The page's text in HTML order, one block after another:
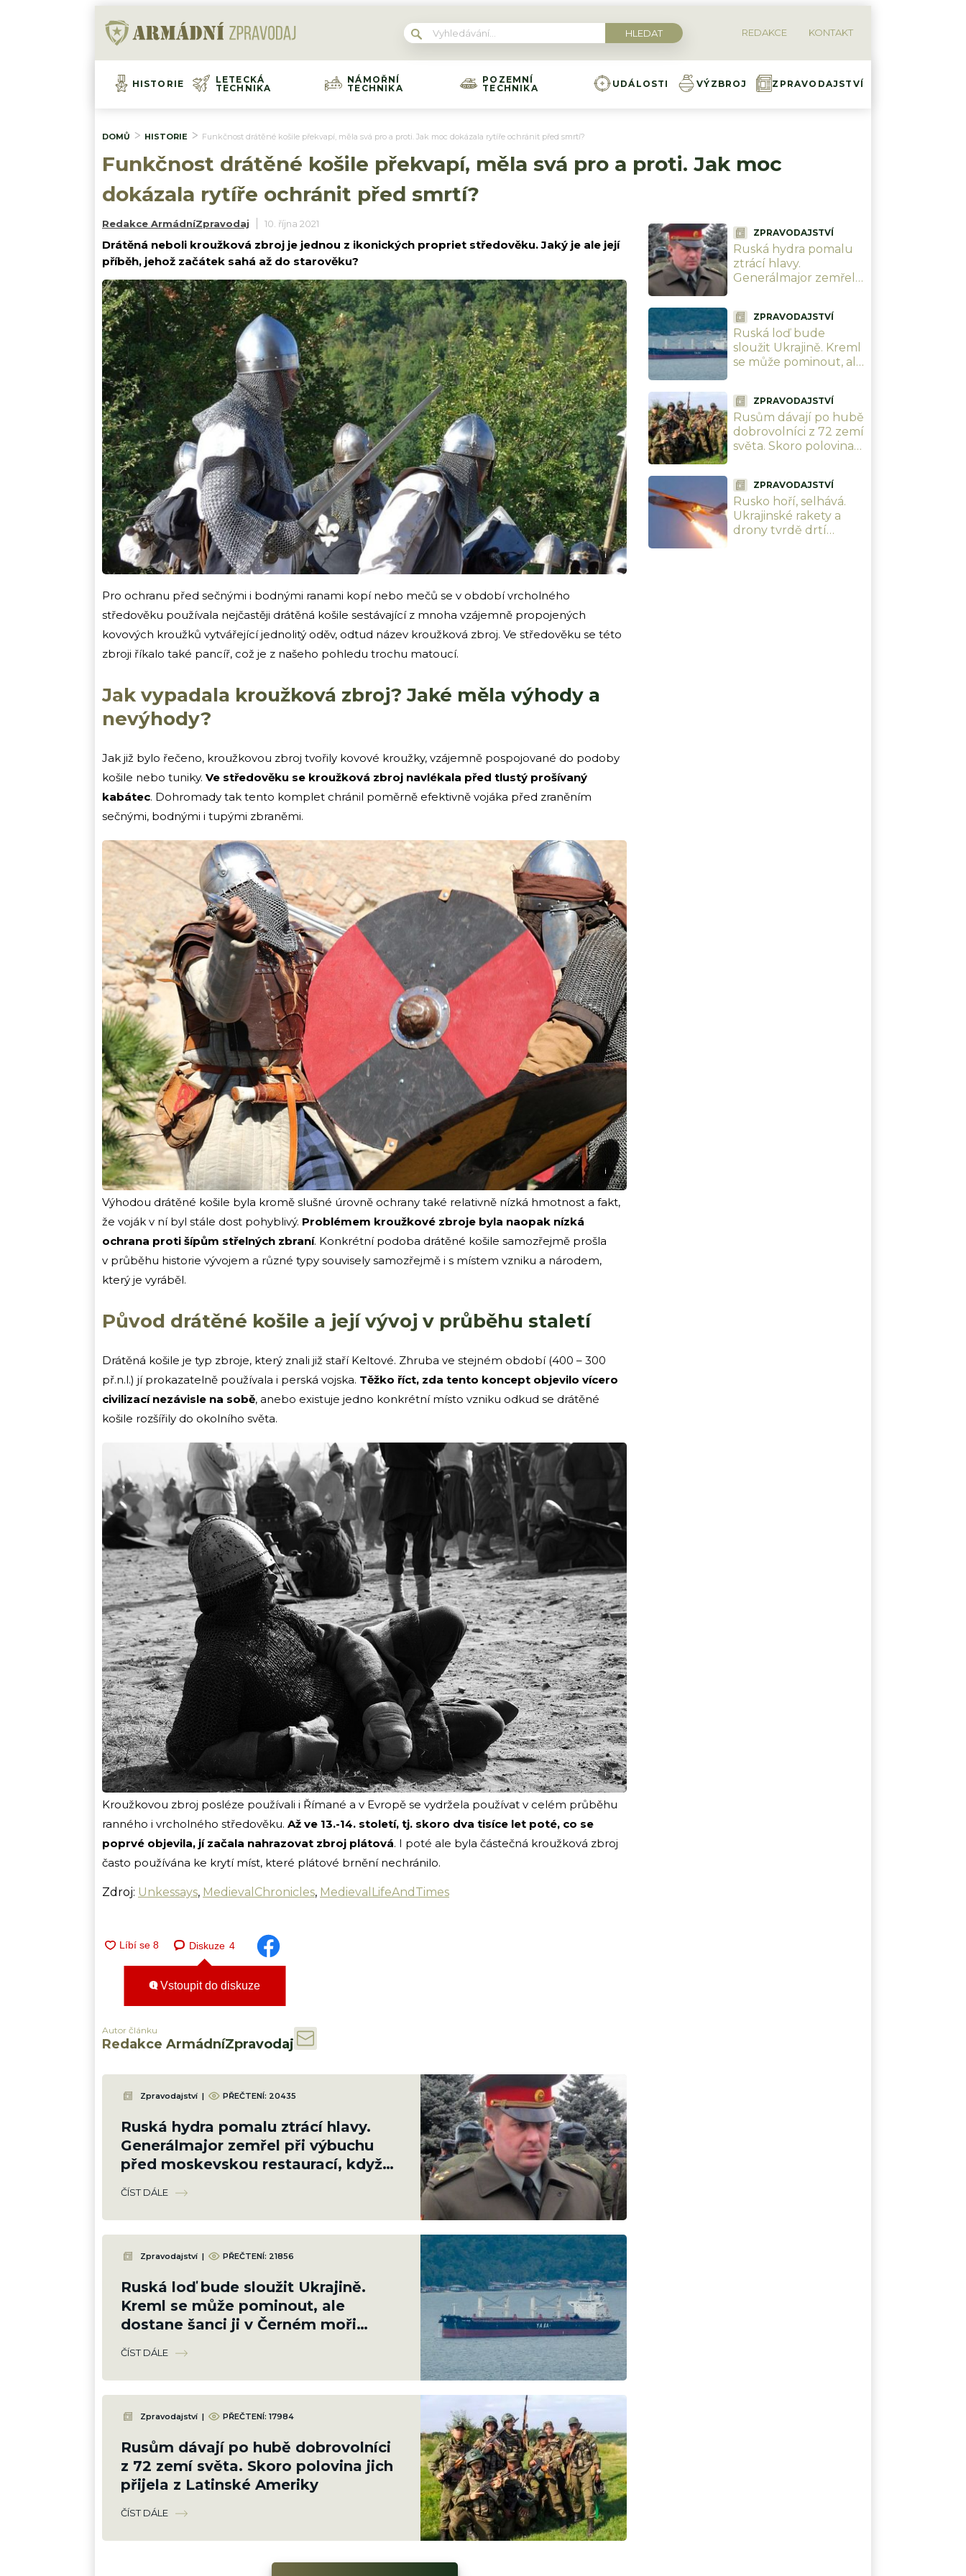
REDAKCE KONTAKT
HISTORIE
LETECKÁ
TECHNIKA
NÁMOŘNÍ
TECHNIKA
POZEMNÍ
TECHNIKA
UDÁLOSTI VÝZBROJ ZPRAVODAJSTVÍ
DOMŮ HISTORIE Funkčnost drátěné košile překvapí, měla svá pro a proti. Jak moc dokázala rytíře ochránit před smrtí?
Funkčnost drátěné košile překvapí, měla svá pro a proti. Jak moc
dokázala rytíře ochránit před smrtí?
Redakce ArmádníZpravodaj 10. října 2021
Drátěná neboli kroužková zbroj je jednou z ikonických propriet středověku. Jaký je ale její
příběh, jehož začátek sahá až do starověku?
i
Pro ochranu před sečnými i bodnými ranami kopí nebo mečů se v období vrcholného
středověku používala nejčastěji drátěná košile sestávající z mnoha vzájemně propojených
kovových kroužků vytvářející jednolitý oděv, odtud název kroužková zbroj. Ve středověku se této
zbroji říkalo také pancíř, což je z našeho pohledu trochu matoucí.
Jak vypadala kroužková zbroj? Jaké měla výhody a
nevýhody?
Jak již bylo řečeno, kroužkovou zbroj tvořily kovové kroužky, vzájemně pospojované do podoby
košile nebo tuniky. Ve středověku se kroužková zbroj navlékala před tlustý prošívaný
kabátec. Dohromady tak tento komplet chránil poměrně efektivně vojáka před zraněním
sečnými, bodnými i tupými zbraněmi.
i
Výhodou drátěné košile byla kromě slušné úrovně ochrany také relativně nízká hmotnost a fakt,
že voják v ní byl stále dost pohyblivý. Problémem kroužkové zbroje byla naopak nízká
ochrana proti šípům střelných zbraní. Konkrétní podoba drátěné košile samozřejmě prošla
v průběhu historie vývojem a různé typy souvisely samozřejmě i s místem vzniku a národem,
který je vyráběl.
Původ drátěné košile a její vývoj v průběhu staletí
Drátěná košile je typ zbroje, který znali již staří Keltové. Zhruba ve stejném období (400 – 300
př.n.l.) jí prokazatelně používala i perská vojska. Těžko říct, zda tento koncept objevilo vícero
civilizací nezávisle na sobě, anebo existuje jedno konkrétní místo vzniku odkud se drátěné
košile rozšířily do okolního světa.
i
Kroužkovou zbroj posléze používali i Římané a v Evropě se vydržela používat v celém průběhu
ranného i vrcholného středověku. Až ve 13.-14. století, tj. skoro dva tisíce let poté, co se
poprvé objevila, jí začala nahrazovat zbroj plátová. I poté ale byla částečná kroužková zbroj
často používána ke krytí míst, které plátové brnění nechránilo.
Zdroj: Unkessays, MedievalChronicles, MedievalLifeAndTimes
Diskuze 4
Vstoupit do diskuze
Autor článku
Redakce ArmádníZpravodaj
Zpravodajství | PŘEČTENÍ: 20435
Ruská hydra pomalu ztrácí hlavy.
Generálmajor zemřel při výbuchu
před moskevskou restaurací, když
slavil narozeniny šéfa vzdušných sil
ČÍST DÁLE
Zpravodajství | PŘEČTENÍ: 21856
Ruská loď bude sloužit Ukrajině.
Kreml se může pominout, ale
dostane šanci ji v Černém moři
potopit
ČÍST DÁLE
Zpravodajství | PŘEČTENÍ: 17984
Rusům dávají po hubě dobrovolníci
z 72 zemí světa. Skoro polovina jich
přijela z Latinské Ameriky
ČÍST DÁLE
ZPRAVODAJSTVÍ
Ruská hydra pomalu
ztrácí hlavy.
Generálmajor zemřel
restaurací, když slavil
narozeniny šéfa
vzdušných sil
ZPRAVODAJSTVÍ
Ruská loď bude
sloužit Ukrajině. Kreml
se může pominout, ale
ZPRAVODAJSTVÍ
Rusům dávají po hubě
dobrovolníci z 72 zemí
světa. Skoro polovina
ZPRAVODAJSTVÍ
Rusko hoří, selhává.
Ukrajinské rakety a
drony tvrdě drtí